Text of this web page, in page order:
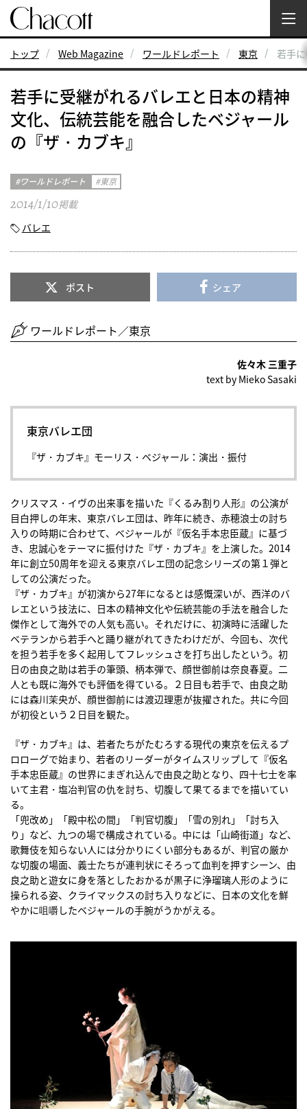
トップ Web Magazine ワールドレポート 東京 若手
若手に受継がれるバレエと日本の精神
文化、伝統芸能を融合したベジャール
の『ザ・カブキ』
ワールドレポート 東京
2014/1/10掲載
バレエ
ポスト シェア
ワールドレポート／東京
佐々木 三重子
text by Mieko Sasaki
東京バレエ団
『ザ・カブキ』モーリス・ベジャール：演出・振付
クリスマス・イヴの出来事を描いた『くるみ割り人形』の公演が
目白押しの年末、東京バレエ団は、昨年に続き、赤穂浪士の討ち
入りの時期に合わせて、ベジャールが『仮名手本忠臣蔵』に基づ
き、忠誠心をテーマに振付けた『ザ・カブキ』を上演した。2014
年に創立50周年を迎える東京バレエ団の記念シリーズの第１弾と
しての公演だった。
『ザ・カブキ』が初演から27年になるとは感慨深いが、西洋のバ
レエという技法に、日本の精神文化や伝統芸能の手法を融合した
傑作として海外での人気も高い。それだけに、初演時に活躍した
ベテランから若手へと踊り継がれてきたわけだが、今回も、次代
を担う若手を多く起用してフレッシュさを打ち出したという。初
日の由良之助は若手の筆頭、柄本弾で、顔世御前は奈良春夏。二
人とも既に海外でも評価を得ている。２日目も若手で、由良之助
には森川茉央が、顔世御前には渡辺理恵が抜擢された。共に今回
が初役という２日目を観た。
『ザ・カブキ』は、若者たちがたむろする現代の東京を伝えるプ
ロローグで始まり、若者のリーダーがタイムスリップして『仮名
手本忠臣蔵』の世界にまぎれ込んで由良之助となり、四十七士を率
いて主君・塩冶判官の仇を討ち、切腹して果てるまでを描いてい
る。
「兜改め」「殿中松の間」「判官切腹」「雪の別れ」「討ち入
り」など、九つの場で構成されている。中には「山崎街道」など、
歌舞伎を知らない人には分かりにくい部分もあるが、判官の厳か
な切腹の場面、義士たちが連判状にそろって血判を押すシーン、由
良之助と遊女に身を落としたおかるが黒子に浄瑠璃人形のように
操られる姿、クライマックスの討ち入りなどに、日本の文化を鮮
やかに咀嚼したベジャールの手腕がうかがえる。